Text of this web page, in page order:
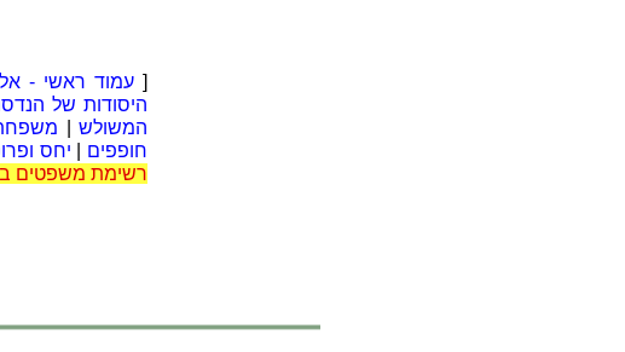
[עמוד ראשי -
היסודות של
המשולש|
חופפים
יחס
רשימת משפטים